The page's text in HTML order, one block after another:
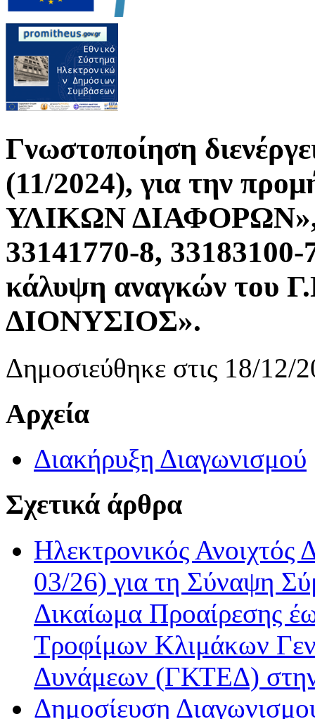
Γνωστοποίηση
(11/2024), για την
ΥΛΙΚΩΝ ΔΙΑΦΟΡΩΝ»,
33141770-8,
κάλυψη αναγκών
ΔΙΟΝΥΣΙΟΣ».
Δημοσιεύθηκε στις 18/12/
Αρχεία
Διακήρυξη Διαγωνισμού
Σχετικά άρθρα
Ηλεκτρονικός
03/26) για τη Σύναψη
Δικαίωμα Προαίρεσης
Τροφίμων Κλιμάκων
Δυνάμεων (ΓΚΤΕΔ)
Δημοσίευση